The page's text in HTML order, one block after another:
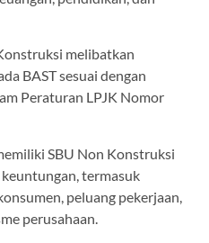
melibatkan
BAST sesuai dengan
Peraturan LPJK Nomor
SBU Non Konstruksi
termasuk
peluang pekerjaan,
perusahaan.